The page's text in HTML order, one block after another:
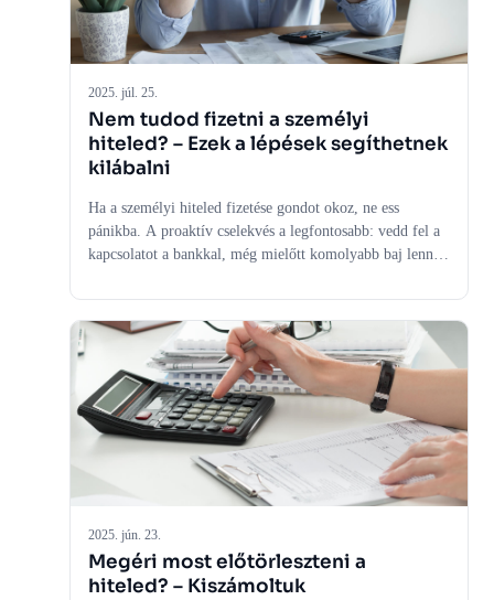
2025. júl. 25.
Nem tudod fizetni a személyi
hiteled? – Ezek a lépések segíthetnek
kilábalni
Ha a személyi hiteled fizetése gondot okoz, ne ess
pánikba. A proaktív cselekvés a legfontosabb: vedd fel a
kapcsolatot a bankkal, még mielőtt komolyabb baj lenne.
nyújt a helyzet felmérésétől kezdve a banki tárgyalási
lehetőségeken (moratórium, futamidő-hosszabbítás) át a
személyes pénzügyek rendbetételéig és a hitelkiváltásig.
Ismerd meg a lehetőségeidet és vedd vissza az irányítást a
pénzügyeid felett!
2025. jún. 23.
Megéri most előtörleszteni a
hiteled? – Kiszámoltuk